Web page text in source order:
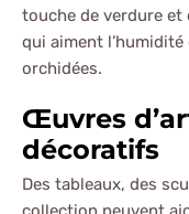
touche de verdure et
qui aiment
orchidées.
Œuvres
décoratifs
Des tableaux, des